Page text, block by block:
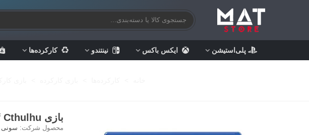
پلی‌استیشن ایکس باکس نینتندو کارکرده‌ها
بازی Call Of Cthulhu کارکرده - پلی استیشن 4
محصول شرکت: سونی Sony